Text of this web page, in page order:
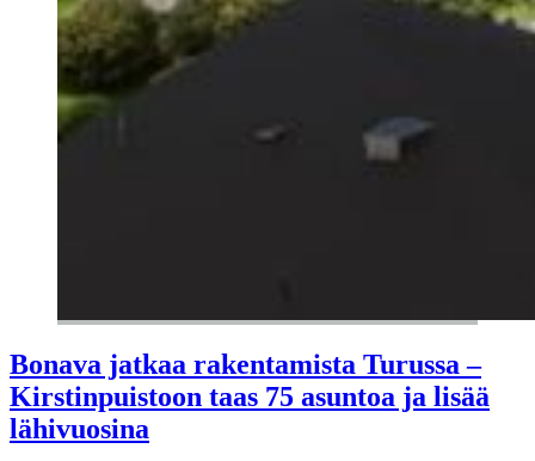
Bonava jatkaa rakentamista Turussa –
Kirstinpuistoon taas 75 asuntoa ja lisää
lähivuosina